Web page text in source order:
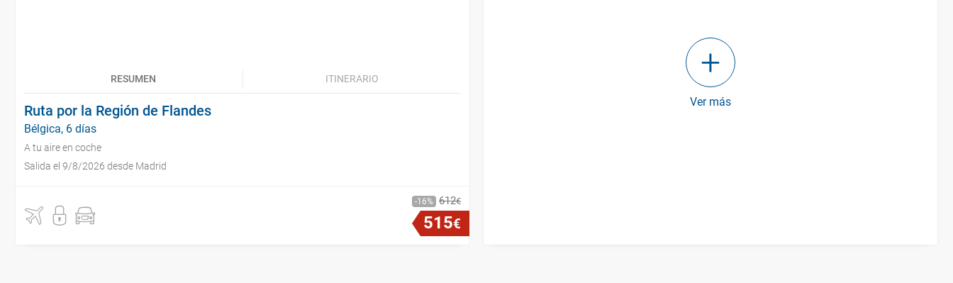
RESUMEN ITINERARIO
Ruta por la Región de Flandes
Bélgica, 6 días
A tu aire en coche
Salida el 9/8/2026 desde Madrid
16 612€
515€
Ver más